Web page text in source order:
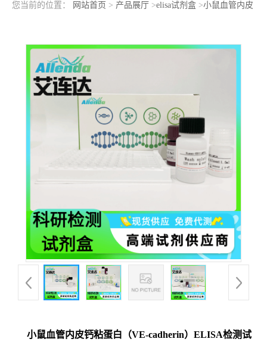
您当前的位置： 网站首页 > 产品展厅 >elisa试剂盒>小鼠血管内皮
小鼠血管内皮钙粘蛋白（VE-cadherin）ELISA检测试